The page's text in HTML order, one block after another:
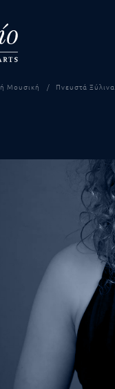
Μουσική Πνευστά Ξύλινα